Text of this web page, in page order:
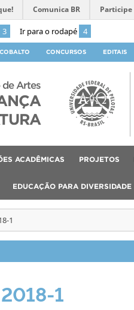
3 Ir para o rodapé 4
Comunica BR Participe
COBALTO CONCURSOS EDITAIS
Artes
ACADÊMICAS PROJETOS
EDUCAÇÃO PARA DIVERSIDADE
1
1